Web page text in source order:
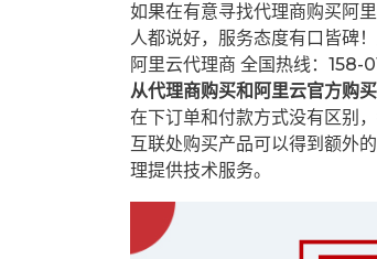
如果在有意寻找代理商购买阿
人都说好，服务态度有口皆碑
阿里云代理商 全国热线：158-
从代理商购买和阿里云官方购买
在下订单和付款方式没有区别
互联处购买产品可以得到额外
理提供技术服务。